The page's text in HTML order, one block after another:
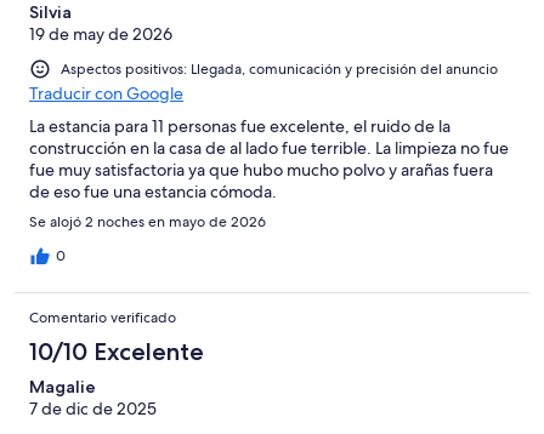
Bueno
Normal
de
Mediocre
puntuación
de
Horrible
Silvia
19 de may de 2026
Aspectos positivos: Llegada, comunicación y precisión del anuncio
Traducir con Google
La estancia para 11 personas fue excelente, el ruido de la
construcción en la casa de al lado fue terrible. La limpieza no fue
fue muy satisfactoria ya que hubo mucho polvo y arañas fuera
de eso fue una estancia cómoda.
Se alojó 2 noches en mayo de 2026
0
Comentario verificado
10/10 Excelente
Magalie
7 de dic de 2025